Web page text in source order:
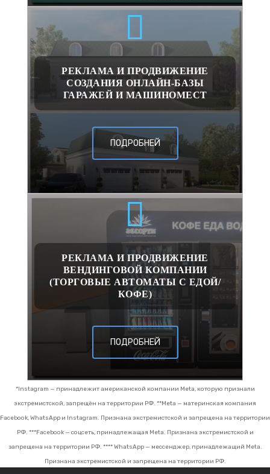
РЕКЛАМА И ПРОДВИЖЕНИЕ
СОЗДАНИЯ ОНЛАЙН-БАЗЫ
ГАРАЖЕЙ И МАШИНОМЕСТ
ПОДРОБНЕЙ
РЕКЛАМА И ПРОДВИЖЕНИЕ
ВЕНДИНГОВОЙ КОМПАНИИ
(ТОРГОВЫЕ АВТОМАТЫ С ЕДОЙ/
КОФЕ)
ПОДРОБНЕЙ
*Instagram — принадлежит американской компании Meta, которую признали
экстремистской, запрещён на территории РФ. **Meta — материнская компания
Facebook, WhatsApp и Instagram. Признана экстремистской и запрещена на территории
РФ. ***Facebook — соцсеть, принадлежащая Meta. Признана экстремистской и
запрещена на территории РФ. **** WhatsApp — мессенджер, принадлежащий Meta.
Признана экстремистской и запрещена на территории РФ.